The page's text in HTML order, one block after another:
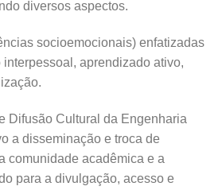
diversos aspectos.
socioemocionais) enfatizadas
aprendizado ativo,
Difusão Cultural da Engenharia
a disseminação e troca de
comunidade acadêmica e a
para a divulgação, acesso e